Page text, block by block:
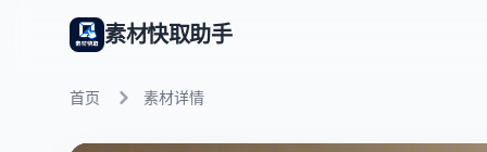
素材快取助手
首页 素材详情